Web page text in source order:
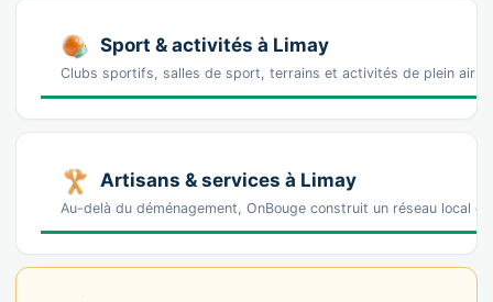
Sport & activités à Limay
Clubs sportifs, salles de sport, terrains et activités de plein air à
Artisans & services à Limay
Au-delà du déménagement, OnBouge construit un réseau local